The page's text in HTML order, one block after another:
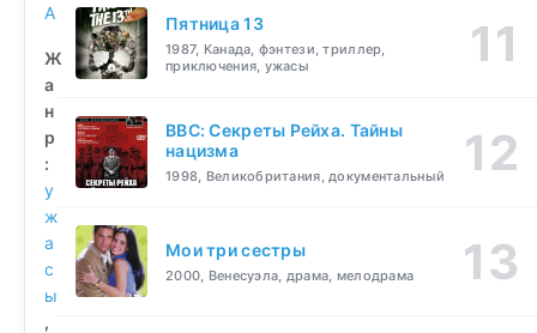
А
Ж
а
н
р
:
у
ж
а
с
ы
,
Пятница 13
1987, Канада, фэнтези, триллер,
приключения, ужасы
BBC: Секреты Рейха. Тайны
нацизма
1998, Великобритания, документальный
Мои три сестры
2000, Венесуэла, драма, мелодрама